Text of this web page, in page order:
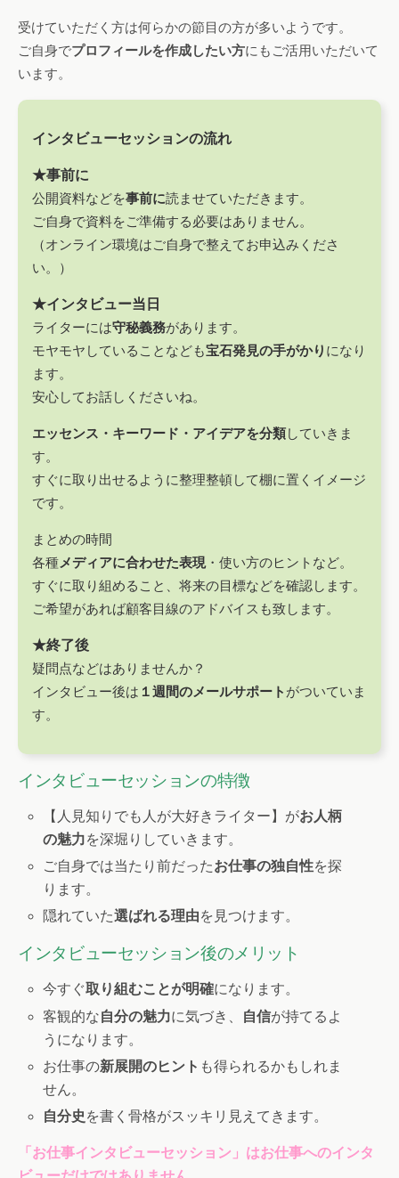
受けていただく方は何らかの節目の方が多いようです。
ご自身でプロフィールを作成したい方にもご活用いただいて
います。
インタビューセッションの流れ
★事前に
公開資料などを事前に読ませていただきます。
ご自身で資料をご準備する必要はありません。
（オンライン環境はご自身で整えてお申込みくださ
い。）
★インタビュー当日
ライターには守秘義務があります。
モヤモヤしていることなども宝石発見の手がかり になり
ます。
安心してお話しくださいね。
エッセンス・キーワード・アイデアを分類していきま
す。
すぐに取り出せるように整理整頓して棚に置くイメージ
です。
まとめの時間
各種メディアに合わせた表現・使い方のヒントなど。
すぐに取り組めること、将来の目標などを確認します。
ご希望があれば顧客目線のアドバイスも致します。
★終了後
疑問点などはありませんか？
インタビュー後は １週間のメールサポート がついていま
す。
インタビューセッションの特徴
【人見知りでも人が大好きライター】がお人柄
の魅力を深堀りしていきます。
ご自身では当たり前だったお仕事の独自性を探
ります。
隠れていた選ばれる理由を見つけます。
インタビューセッション後のメリット
今すぐ取り組むことが明確になります。
客観的な自分の魅力に気づき、 自信が持てるよ
うになります。
お仕事の新展開のヒント も得られるかもしれま
せん。
自分史 を書く骨格がスッキリ見えてきます。
「お仕事インタビューセッション」はお仕事へのインタ